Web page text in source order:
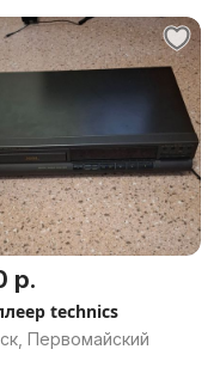
р.
technics
Первомайский